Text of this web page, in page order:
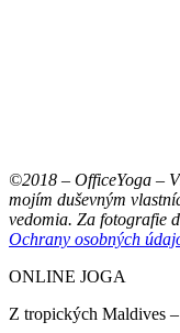
©2018 – OfficeYoga –
mojím duševným
vedomia. Za fotografie
Ochrany osobných
ONLINE JOGA
Z tropických Maldives –